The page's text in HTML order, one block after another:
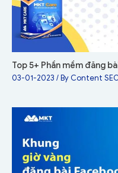
Top 5+ Phần mềm đăng
03-01-2023 / By Content